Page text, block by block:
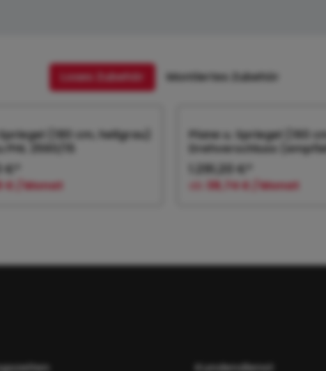
Loses Zubehör Montiertes Zubehör
Spriegel (180 cm, hellgrau)
PHL 2560/15
€ / Monat
Plane u. Spriegel (160
Drehverschluss
1.291,20 €*
ab 38,74 € / Monat